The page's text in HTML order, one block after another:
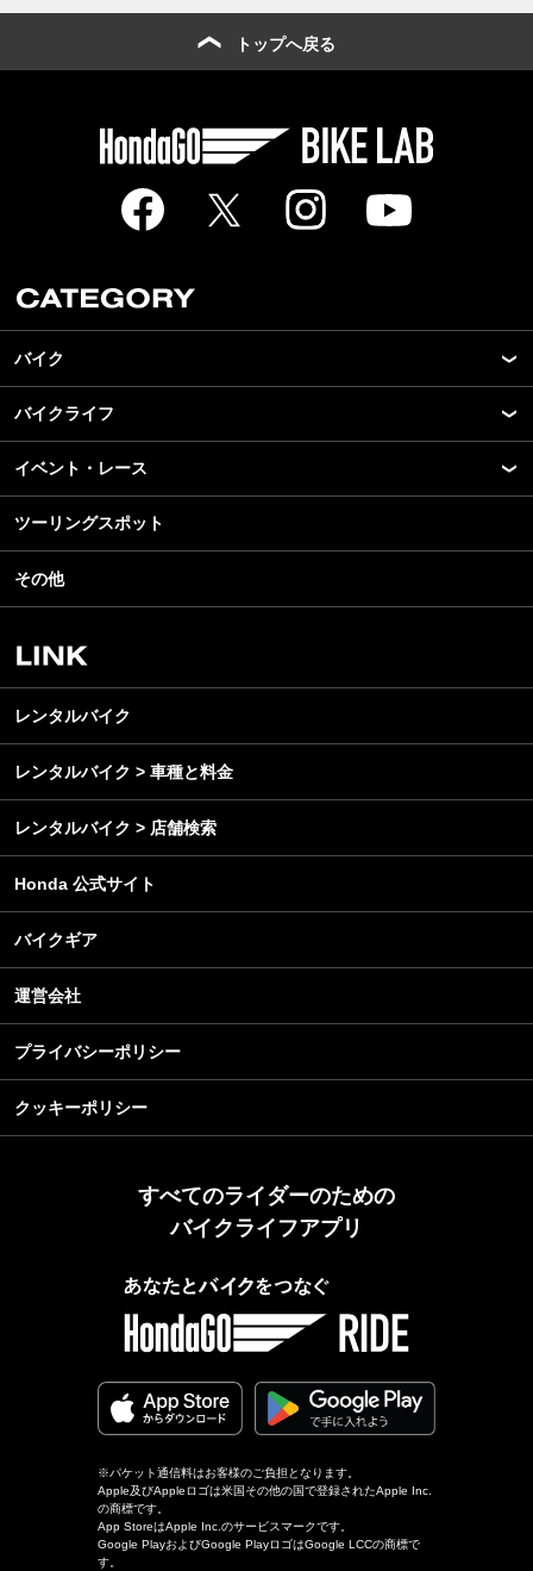
トップへ戻る
バイク
New Model Show
モデル情報
カスタマイズパーツ
テクノロジー
名車・旧車
ビジネス
バイクライフ
アプリ
ライディングギア
ツーリング
アウトドア
レンタルバイク
イベント・レース
モータースポーツ
イベント
スクール・レッスン
ツーリングスポット
その他
レンタルバイク
レンタルバイク > 車種と料金
レンタルバイク > 店舗検索
Honda 公式サイト
バイクギア
運営会社
プライバシーポリシー
クッキーポリシー
すべてのライダーのための
バイクライフアプリ
※パケット通信料はお客様のご負担となります。
Apple及びAppleロゴは米国その他の国で登録されたApple Inc.
の商標です。
App StoreはApple Inc.のサービスマークです。
Google PlayおよびGoogle PlayロゴはGoogle LCCの商標で
す。